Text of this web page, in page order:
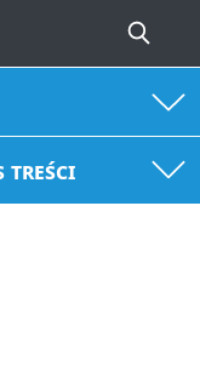
treści